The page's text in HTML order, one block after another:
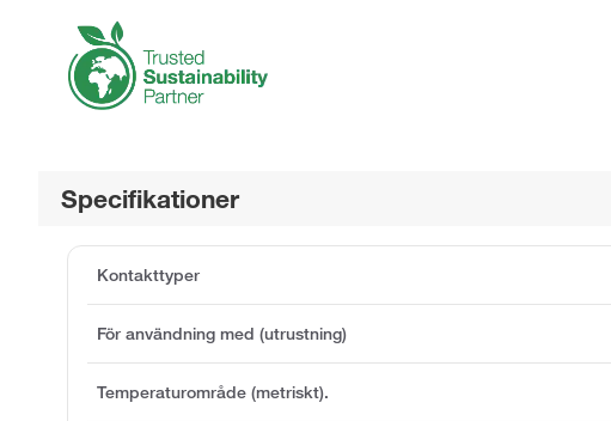
Specifikationer
Kontakttyper
För användning med (utrustning)
Temperaturområde (metriskt).